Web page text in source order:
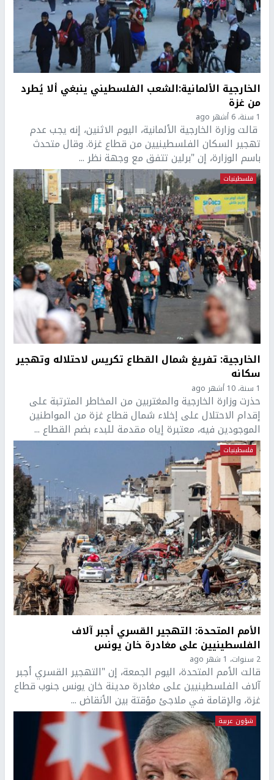
الخارجية الألمانية:الشعب الفلسطيني ينبغي ألا يُطرد
من غزة
1 سنة، 6 أشهر ago
قالت وزارة الخارجية الألمانية، اليوم الاثنين، إنه يجب عدم
تهجير السكان الفلسطينيين من قطاع غزة. وقال متحدث
باسم الوزارة، إن "برلين تتفق مع وجهة نظر ...
فلسطينيات
الخارجية: تفريغ شمال القطاع تكريس لاحتلاله وتهجير
سكانه
1 سنة، 10 أشهر ago
حذرت وزارة الخارجية والمغتربين من المخاطر المترتبة على
إقدام الاحتلال على إخلاء شمال قطاع غزة من المواطنين
الموجودين فيه، معتبرة إياه مقدمة للبدء بضم القطاع ...
فلسطينيات
الأمم المتحدة: التهجير القسري أجبر آلاف
الفلسطينيين على مغادرة خان يونس
2 سنوات، 1 شهر ago
قالت الأمم المتحدة، اليوم الجمعة، إن "التهجير القسري أجبر
آلاف الفلسطينيين على مغادرة مدينة خان يونس جنوب قطاع
غزة، والإقامة في ملاجئ مؤقتة بين الأنقاض ...
شؤون عربية